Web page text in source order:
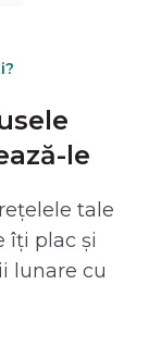
le
tale
îți plac și
lunare cu